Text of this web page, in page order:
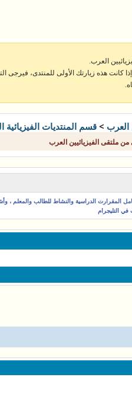
العرب.
إذا كانت هذه زيارتك الأولى للمنتدى، فيرجى
العرب > قسم المنتديات الفيزيائية
ملتقى الفيزيائيين العرب
المقرارت الدراسية والنشاط للطالب والمعلم ،
في التليجرام